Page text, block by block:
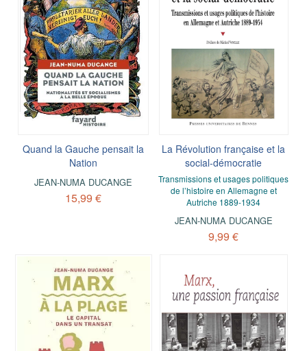
Quand la Gauche pensait la
Nation
JEAN-NUMA DUCANGE
15,99 €
La Révolution française et la
social-démocratie
Transmissions et usages politiques
de l’histoire en Allemagne et
Autriche 1889-1934
JEAN-NUMA DUCANGE
9,99 €